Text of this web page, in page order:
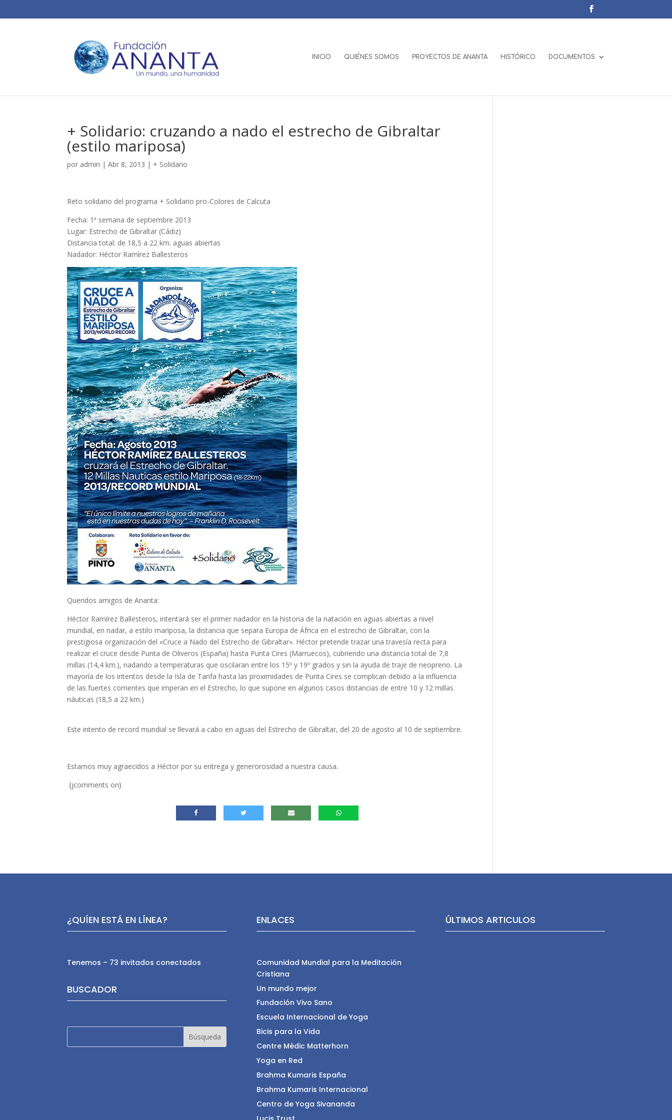
INICIO QUIÉNES SOMOS PROYECTOS DE ANANTA HISTÓRICO DOCUMENTOS
+ Solidario: cruzando a nado el estrecho de Gibraltar
(estilo mariposa)
por admin |Abr 8, 2013 | + Solidario
Reto solidario del programa + Solidario pro-Colores de Calcuta
Fecha: 1ª semana de septiembre 2013
Lugar: Estrecho de Gibraltar (Cádiz)
Distancia total: de 18,5 a 22 km. aguas abiertas
Nadador: Héctor Ramírez Ballesteros
Queridos amigos de Ananta:
Héctor Ramírez Ballesteros, intentará ser el primer nadador en la historia de la natación en aguas abiertas a nivel
mundial, en nadar, a estilo mariposa, la distancia que separa Europa de África en el estrecho de Gibraltar, con la
prestigiosa organización del «Cruce a Nado del Estrecho de Gibraltar». Héctor pretende trazar una travesía recta para
realizar el cruce desde Punta de Oliveros (España) hasta Punta Cires (Marruecos), cubriendo una distancia total de 7,8
millas (14,4 km.), nadando a temperaturas que oscilaran entre los 15º y 19º grados y sin la ayuda de traje de neopreno. La
mayoría de los intentos desde la Isla de Tarifa hasta las proximidades de Punta Cires se complican debido a la influencia
de las fuertes corrientes que imperan en el Estrecho, lo que supone en algunos casos distancias de entre 10 y 12 millas
náuticas (18,5 a 22 km.)
Este intento de record mundial se llevará a cabo en aguas del Estrecho de Gibraltar, del 20 de agosto al 10 de septiembre.
Estamos muy agraecidos a Héctor por su entrega y generorosidad a nuestra causa.
{jcomments on}
¿QUÍEN ESTÁ EN LÍNEA?
Tenemos – 73 invitados conectados
BUSCADOR
ENLACES
Comunidad Mundial para la Meditación
Cristiana
Un mundo mejor
Fundación Vivo Sano
Escuela Internacional de Yoga
Bicis para la Vida
Centre Mèdic Matterhorn
Yoga en Red
Brahma Kumaris España
Brahma Kumaris Internacional
Centro de Yoga Sivananda
ÚLTIMOS ARTICULOS